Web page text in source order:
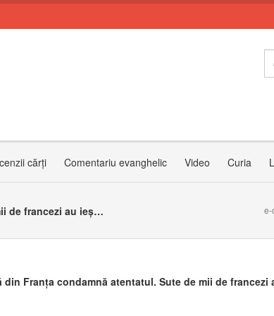
cărți Comentariu evanghelic Video Curia
Biserica Catolică din Franța condamnă atentatul. Sute de mii de francezi au ieșit în stradă e-
din Franța condamnă atentatul. Sute de mii de francezi